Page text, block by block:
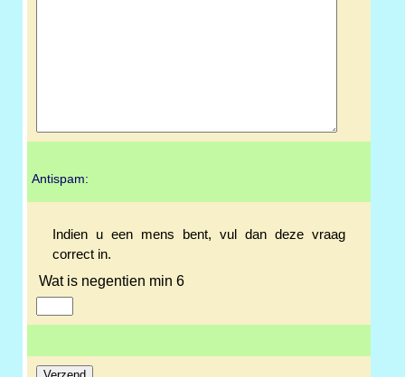
Antispam:
Indien u een mens bent, vul dan deze vraag
correct in.
Wat is negentien min 6